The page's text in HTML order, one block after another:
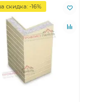
скидка: -16%